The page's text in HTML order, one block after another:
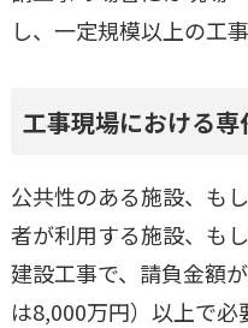
し、一定規模以上の工
工事現場における専
公共性のある施設、も
者が利用する施設、も
建設工事で、請負金額
は8,000万円）以上で必